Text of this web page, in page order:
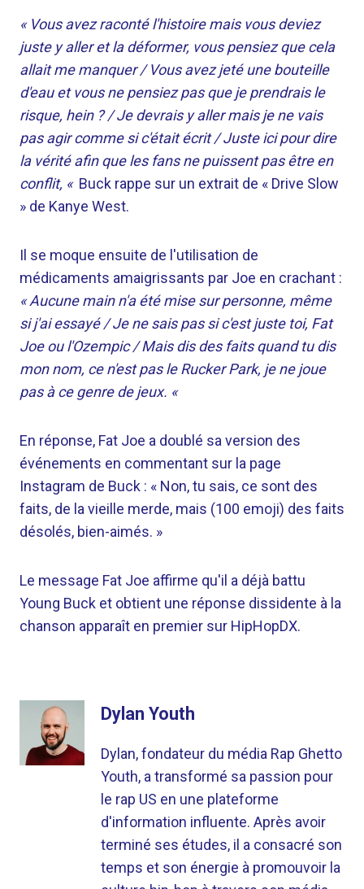
« Vous avez raconté l'histoire mais vous deviez
juste y aller et la déformer, vous pensiez que cela
allait me manquer / Vous avez jeté une bouteille
d'eau et vous ne pensiez pas que je prendrais le
risque, hein ? / Je devrais y aller mais je ne vais
pas agir comme si c'était écrit / Juste ici pour dire
la vérité afin que les fans ne puissent pas être en
conflit, « Buck rappe sur un extrait de « Drive Slow
» de Kanye West.
Il se moque ensuite de l'utilisation de
médicaments amaigrissants par Joe en crachant :
« Aucune main n'a été mise sur personne, même
si j'ai essayé / Je ne sais pas si c'est juste toi, Fat
Joe ou l'Ozempic / Mais dis des faits quand tu dis
mon nom, ce n'est pas le Rucker Park, je ne joue
pas à ce genre de jeux. «
En réponse, Fat Joe a doublé sa version des
événements en commentant sur la page
Instagram de Buck : « Non, tu sais, ce sont des
faits, de la vieille merde, mais (100 emoji) des faits
désolés, bien-aimés. »
Le message Fat Joe affirme qu'il a déjà battu
Young Buck et obtient une réponse dissidente à la
chanson apparaît en premier sur HipHopDX.
Dylan Youth
Dylan, fondateur du média Rap Ghetto
Youth, a transformé sa passion pour
le rap US en une plateforme
d'information influente. Après avoir
terminé ses études, il a consacré son
temps et son énergie à promouvoir la